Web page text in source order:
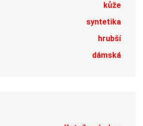
kůže
syntetika
hrubší
dámská